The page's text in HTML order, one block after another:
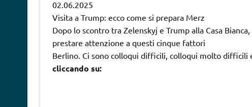
02.06.2025
Visita a Trump: ecco come si prepara Merz
Dopo lo scontro tra Zelenskyj e Trump alla Casa
prestare attenzione a questi cinque fattori
Berlino. Ci sono colloqui difficili, colloqui molto difficili
cliccando su: